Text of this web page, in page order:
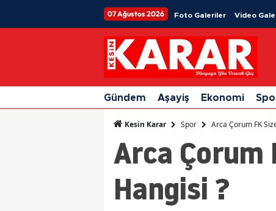
07 Ağustos 2026 Foto Galeriler Video
Gündem Aşayiş Ekonomi
Kesin Karar Spor Arca Çorum FK
Arca Çorum
Hangisi ?